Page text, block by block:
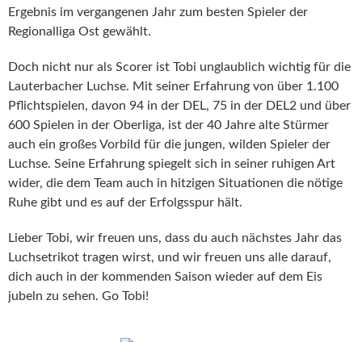
Ergebnis im vergangenen Jahr zum besten Spieler der
Regionalliga Ost gewählt.
Doch nicht nur als Scorer ist Tobi unglaublich wichtig für die
Lauterbacher Luchse. Mit seiner Erfahrung von über 1.100
Pflichtspielen, davon 94 in der DEL, 75 in der DEL2 und über
600 Spielen in der Oberliga, ist der 40 Jahre alte Stürmer
auch ein großes Vorbild für die jungen, wilden Spieler der
Luchse. Seine Erfahrung spiegelt sich in seiner ruhigen Art
wider, die dem Team auch in hitzigen Situationen die nötige
Ruhe gibt und es auf der Erfolgsspur hält.
Lieber Tobi, wir freuen uns, dass du auch nächstes Jahr das
Luchsetrikot tragen wirst, und wir freuen uns alle darauf,
dich auch in der kommenden Saison wieder auf dem Eis
jubeln zu sehen. Go Tobi!